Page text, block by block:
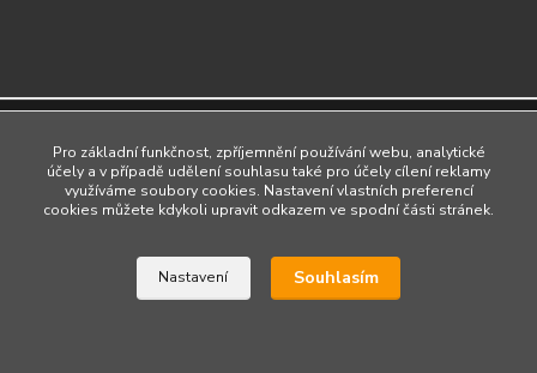
Vytvořeno na Eshop-rychle.cz
Pro základní funkčnost, zpříjemnění používání webu, analytické
účely a v případě udělení souhlasu také pro účely cílení reklamy
využíváme soubory cookies. Nastavení vlastních preferencí
cookies můžete kdykoli upravit odkazem ve spodní části stránek.
Nastavení Souhlasím